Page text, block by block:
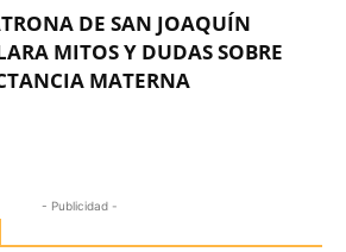
DE SAN JOAQUÍN
MITOS Y DUDAS SOBRE
MATERNA
- Publicidad -